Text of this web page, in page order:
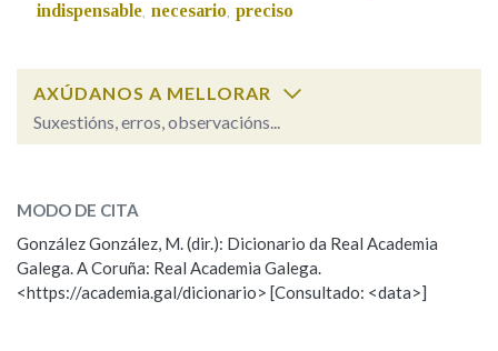
Nos exemplos
OUTRAS OPCIÓNS DE BUSCA
Marcas gramaticais
indispensable, necesario, preciso
AXÚDANOS A MELLORAR
Suxestións, erros, observacións...
ESCOLLE UNHA OPCIÓN:
Observación Hai un erro na palabra
Propoño mellorar a definición
MODO DE CITA
González González, M. (dir.): Dicionario da Real Academia
Galega. A Coruña: Real Academia Galega.
<https://academia.gal/dicionario> [Consultado: <data>]